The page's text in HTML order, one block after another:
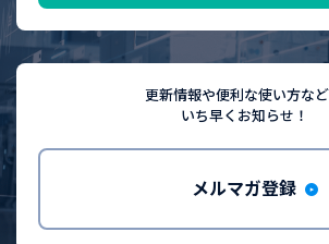
更新情報や便利な使い方な
いち早くお知らせ！
メルマガ登録